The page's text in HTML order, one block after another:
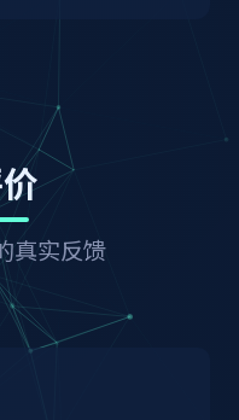
真实反馈